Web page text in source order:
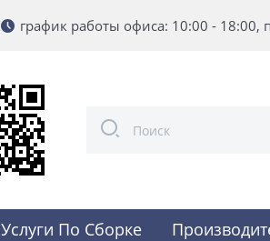
график работы офиса: 10:00 - 18:00,
Услуги По Сборке